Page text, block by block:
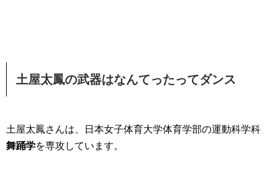
土屋太鳳の武器はなんてったってダンス
土屋太鳳さんは、日本女子体育大学体育学部の運動科学科
舞踊学を専攻しています。